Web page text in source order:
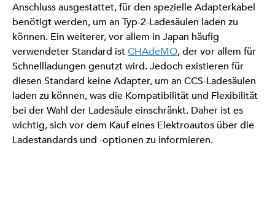
Anschluss ausgestattet, für den spezielle Adapterkabel
benötigt werden, um an Typ-2-Ladesäulen laden zu
können. Ein weiterer, vor allem in Japan häufig
verwendeter Standard istCHAdeMO, der vor allem für
Schnellladungen genutzt wird. Jedoch existieren für
diesen Standard keine Adapter, um an CCS-Ladesäulen
laden zu können, was die Kompatibilität und Flexibilität
bei der Wahl der Ladesäule einschränkt. Daher ist es
wichtig, sich vor dem Kauf eines Elektroautos über die
Ladestandards und -optionen zu informieren.